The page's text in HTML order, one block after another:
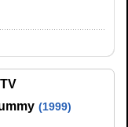
(1999)